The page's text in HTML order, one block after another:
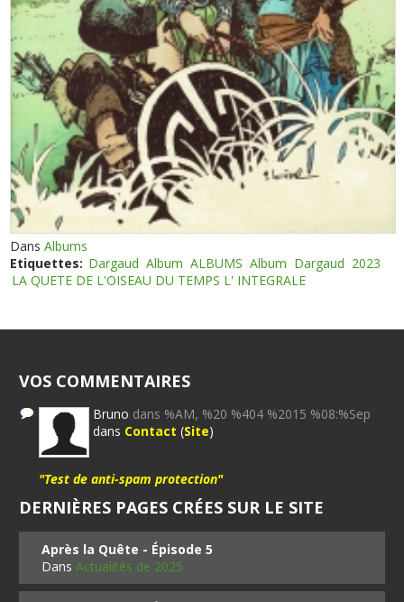
DansAlbums
Etiquettes: Dargaud Album ALBUMS Album Dargaud 2023
LA QUETE DE L'OISEAU DU TEMPS L' INTEGRALE
VOS COMMENTAIRES
Bruno dans %AM, %20 %404 %2015 %08:%Sep
dans Contact (Site)
"Test de anti-spam protection"
DERNIÈRES PAGES CRÉES SUR LE SITE
Après la Quête - Épisode 5
DansActualités de 2025